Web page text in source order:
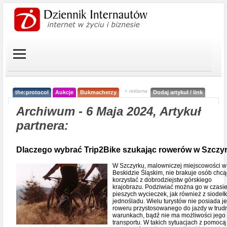
the:protocol Aukcje Bukmacherzy < reklama Dodaj artykuł / link
Archiwum - 6 Maja 2024, Artykuł
partnera:
Dlaczego wybrać Trip2Bike szukając rowerów w
W Szczyrku, malowniczej miejscowości w
Beskidzie Śląskim, nie brakuje osób
korzystać z dobrodziejstw górskiego
krajobrazu. Podziwiać można go w czasie
pieszych wycieczek, jak również z
jednośladu. Wielu turystów nie posiada
roweru przystosowanego do jazdy w
warunkach, bądź nie ma możliwości jego
transportu. W takich sytuacjach z pomocą